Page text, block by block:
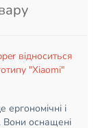
відноситься
"Xiaomi"
ергономічні і
Вони оснащені